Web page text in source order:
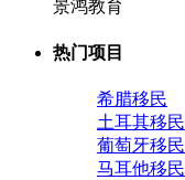
景鸿教育
热门项目
希腊移民
土耳其移民
葡萄牙移民
马耳他移民